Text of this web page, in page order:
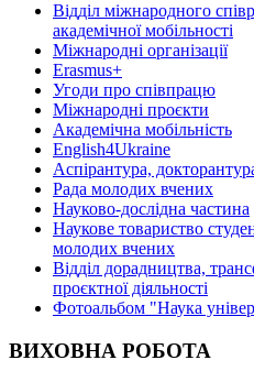
Відділ міжнародного
академічної мобільності
Міжнародні організації
Erasmus+
Угоди про співпрацю
Міжнародні проєкти
Академічна мобільність
English4Ukraine
Аспірантура,
Рада молодих вчених
Науково-дослідна частина
Наукове товариство
молодих вчених
Відділ дорадництва,
проєктної діяльності
Фотоальбом "Наука
ВИХОВНА РОБОТА